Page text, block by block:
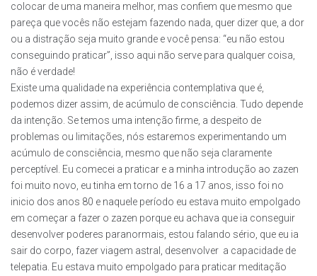
colocar de uma maneira melhor, mas confiem que mesmo que
pareça que vocês não estejam fazendo nada, quer dizer que, a dor
ou a distração seja muito grande e você pensa: “eu não estou
conseguindo praticar”, isso aqui não serve para qualquer coisa,
não é verdade!
Existe uma qualidade na experiência contemplativa que é,
podemos dizer assim, de acúmulo de consciência. Tudo depende
da intenção. Se temos uma intenção firme, a despeito de
problemas ou limitações, nós estaremos experimentando um
acúmulo de consciência, mesmo que não seja claramente
perceptível. Eu comecei a praticar e a minha introdução ao zazen
foi muito novo, eu tinha em torno de 16 a 17 anos, isso foi no
inicio dos anos 80 e naquele período eu estava muito empolgado
em começar a fazer o zazen porque eu achava que ia conseguir
desenvolver poderes paranormais, estou falando sério, que eu ia
sair do corpo, fazer viagem astral, desenvolver a capacidade de
telepatia. Eu estava muito empolgado para praticar meditação